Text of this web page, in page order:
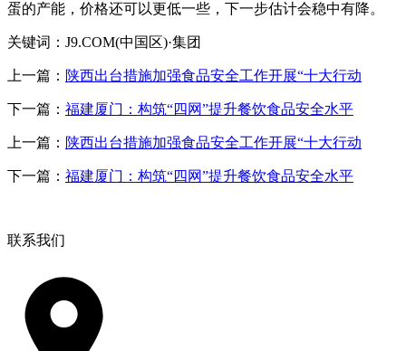
蛋的产能，价格还可以更低一些，下一步估计会稳中有降。
关键词：J9.COM(中国区)·集团
上一篇： 陕西出台措施加强食品安全工作开展“十大行动
下一篇： 福建厦门：构筑“四网”提升餐饮食品安全水平
上一篇： 陕西出台措施加强食品安全工作开展“十大行动
下一篇： 福建厦门：构筑“四网”提升餐饮食品安全水平
联系我们